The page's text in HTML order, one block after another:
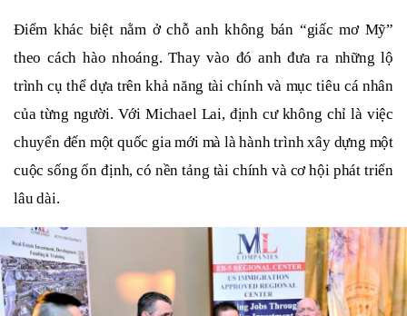
Điểm khác biệt nằm ở chỗ anh không bán “giấc mơ Mỹ”
theo cách hào nhoáng. Thay vào đó anh đưa ra những lộ
trình cụ thể dựa trên khả năng tài chính và mục tiêu cá nhân
của từng người. Với Michael Lai, định cư không chỉ là việc
chuyển đến một quốc gia mới mà là hành trình xây dựng một
cuộc sống ổn định, có nền tảng tài chính và cơ hội phát triển
lâu dài.